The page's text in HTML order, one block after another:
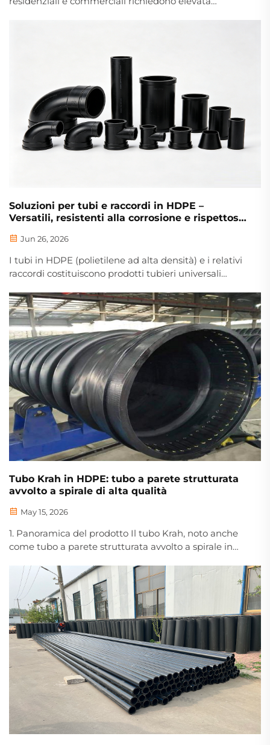
scelta ideale per sistemi di riscaldamento a
pavimento radiante. La nostra linea di prodotti
Soluzioni per tubi e raccordi in HDPE –
Versatili, resistenti alla corrosione e rispettose
Jun 26, 2026
I tubi in HDPE (polietilene ad alta densità) e i relativi
raccordi costituiscono prodotti tubieri universali
approvvigionamento idrico, scarico e trasmissione di
fluidi industriali. Grazie a una matura tecnologia di
produzione polimerica e a rigorosi controlli di
qualità...
Tubo Krah in HDPE: tubo a parete strutturata
avvolto a spirale di alta qualità
May 15, 2026
1. Panoramica del prodotto Il tubo Krah, noto anche
come tubo a parete strutturata avvolto a spirale in
realizzato mediante avanzata tecnologia di
avvolgimento a caldo. Realizzato con materie prime
in polietilene ad alta densità, questo tubo rigido a
parete strutturata...